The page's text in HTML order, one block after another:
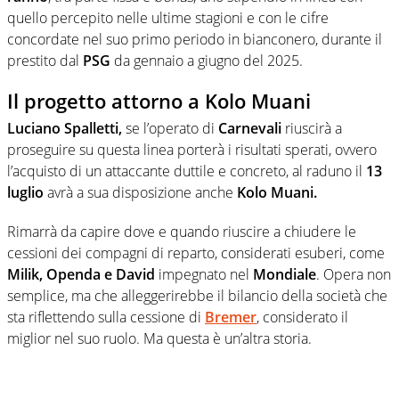
quello percepito nelle ultime stagioni e con le cifre
concordate nel suo primo periodo in bianconero, durante il
prestito dal PSG da gennaio a giugno del 2025.
Il progetto attorno a Kolo Muani
Luciano Spalletti,se l’operato di Carnevali riuscirà a
proseguire su questa linea porterà i risultati sperati, ovvero
l’acquisto di un attaccante duttile e concreto, al raduno il 13
luglio avrà a sua disposizione anche Kolo Muani.
Rimarrà da capire dove e quando riuscire a chiudere le
cessioni dei compagni di reparto, considerati esuberi, come
Milik, Openda e David impegnato nel Mondiale. Opera non
semplice, ma che alleggerirebbe il bilancio della società che
sta riflettendo sulla cessione di Bremer, considerato il
miglior nel suo ruolo. Ma questa è un’altra storia.